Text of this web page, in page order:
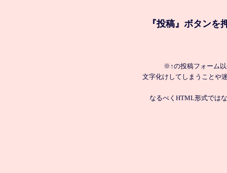
『投稿』ボタンを
※↑の投稿フォーム
文字化けしてしまうことや
なるべくHTML形式では